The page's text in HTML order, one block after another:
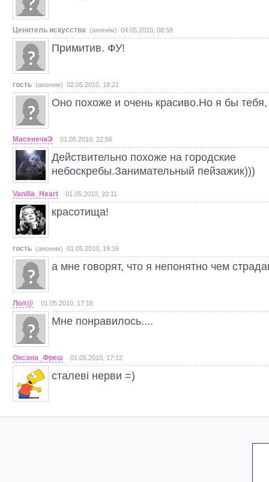
Ценитель искусства (аноним) 04.05.2010, 08:58
Примитив. ФУ!
гость (аноним) 02.05.2010, 18:21
Оно похоже и очень красиво.Но я бы
МасенечкЭ 01.05.2010, 22:56
Действительно похоже на городские
небоскребы.Занимательный пейзажик)))
Vanilla_Heart 01.05.2010, 20:11
красотища!
гость (аноним) 01.05.2010, 19:16
а мне говорят, что я непонятно чем
Лол@ 01.05.2010, 17:18
Мне понравилось....
Оксана_Фреш 01.05.2010, 17:12
сталеві нерви =)